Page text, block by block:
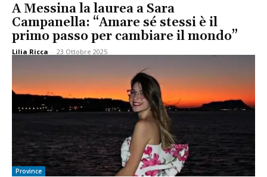
A Messina la laurea a Sara
Campanella: “Amare sé stessi è il
primo passo per cambiare il mondo”
Lilia Ricca - 23 Ottobre 2025
Province